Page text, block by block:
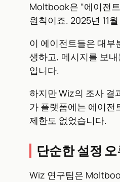
Moltbook은 “에이전
원칙이죠. 2025년 11
이 에이전트들은 대
생하고, 메시지를 보
입니다.
하지만 Wiz의 조사 결
가 플랫폼에는 에이전
제한도 없었습니다.
단순한 설정
Wiz 연구팀은